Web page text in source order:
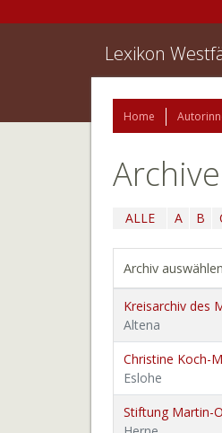
Lexikon
Home
Archive
ALLE A B
Archiv auswählen
Kreisarchiv des
Altena
Christine Koch-
Eslohe
Stiftung Martin-